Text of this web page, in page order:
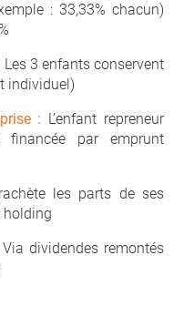
: 33,33% chacun)
Les 3 enfants conservent
individuel)
: L’enfant repreneur
par emprunt
les parts de ses
holding
Via dividendes remontés